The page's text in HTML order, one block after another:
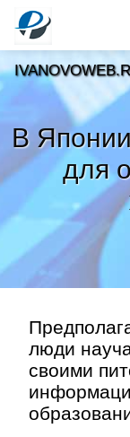
В
для
люди
своими
Новости
Тренды
»
Правила »